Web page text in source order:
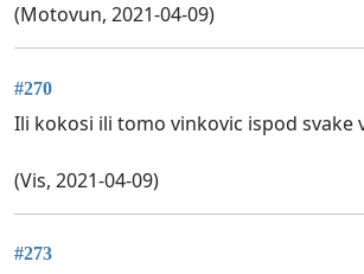
(Motovun, 2021-04-09)
#270
Ili kokosi ili tomo vinkovic ispod svake
(Vis, 2021-04-09)
#273